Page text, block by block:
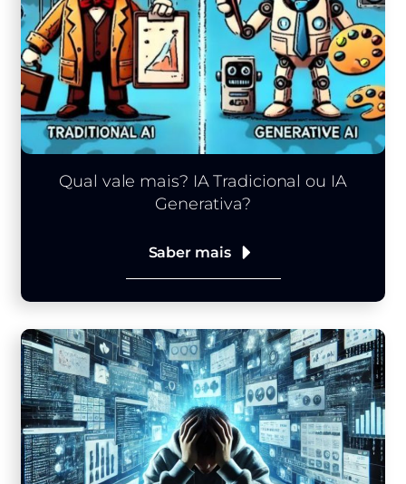
Qual vale mais? IA Tradicional ou IA
Generativa?
Saber mais